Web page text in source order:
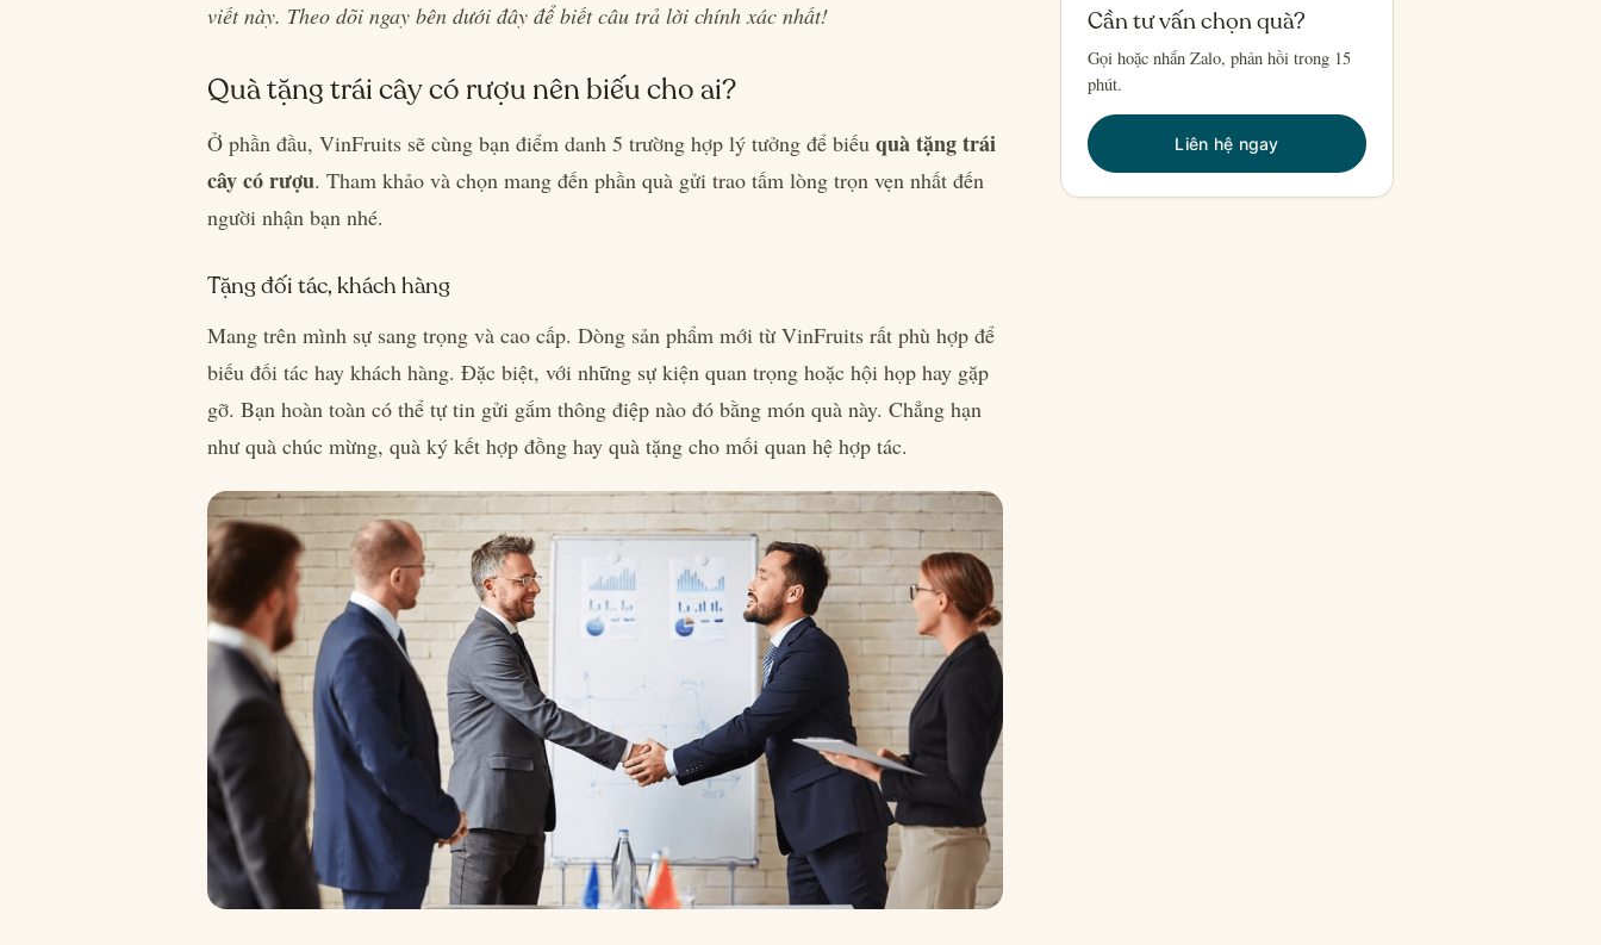
viết này. Theo dõi ngay bên dưới đây để biết câu trả lời chính xác nhất!
Quà tặng trái cây có rượu nên biếu cho ai?
Ở phần đầu, VinFruits sẽ cùng bạn điểm danh 5 trường hợp lý tưởng để biếu quà tặng trái
cây có rượu. Tham khảo và chọn mang đến phần quà gửi trao tấm lòng trọn vẹn nhất đến
người nhận bạn nhé.
Tặng đối tác, khách hàng
Mang trên mình sự sang trọng và cao cấp. Dòng sản phẩm mới từ VinFruits rất phù hợp để
biếu đối tác hay khách hàng. Đặc biệt, với những sự kiện quan trọng hoặc hội họp hay gặp
gỡ. Bạn hoàn toàn có thể tự tin gửi gắm thông điệp nào đó bằng món quà này. Chẳng hạn
như quà chúc mừng, quà ký kết hợp đồng hay quà tặng cho mối quan hệ hợp tác.
Cần tư vấn chọn quà?
Gọi hoặc nhắn Zalo, phản hồi trong 15
phút.
Liên hệ ngay